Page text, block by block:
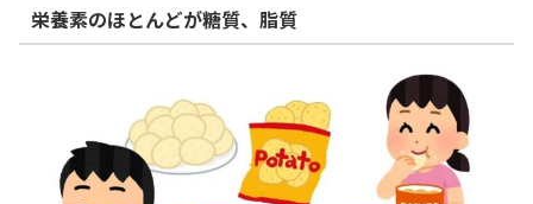
栄養素のほとんどが糖質、脂質